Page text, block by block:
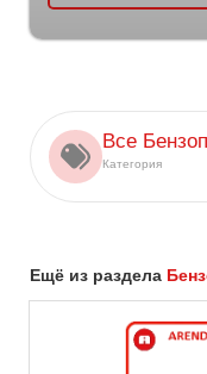
Все
Категория
Ещё из раздела